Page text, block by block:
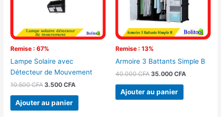
Remise : 67%
Lampe Solaire avec
Détecteur de Mouvement
10.500CFA 3.500CFA
Ajouter au panier
Remise : 13%
Armoire 3 Battants Simple B
40.000CFA 35.000 CFA
Ajouter au panier